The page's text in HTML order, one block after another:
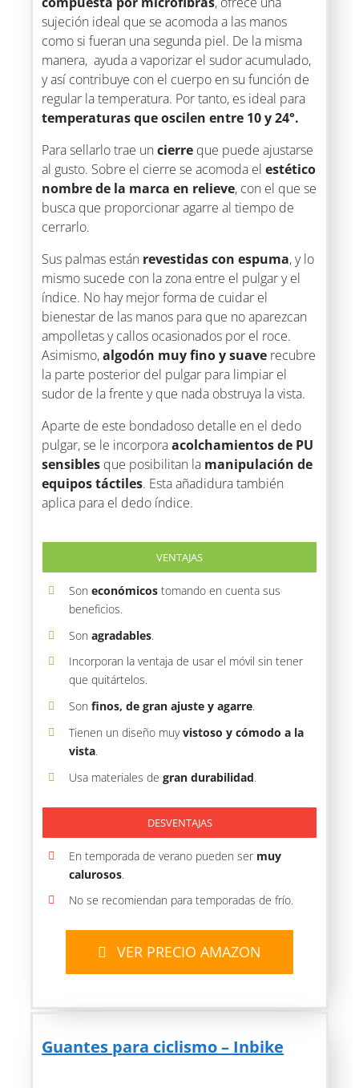
sujeción ideal que se acomoda a las manos
como si fueran una segunda piel. De la misma
manera, ayuda a vaporizar el sudor acumulado,
y así contribuye con el cuerpo en su función de
regular la temperatura. Por tanto, es ideal para
temperaturas que oscilen entre 10 y 24°.
Para sellarlo trae uncierre que puede ajustarse
al gusto. Sobre el cierre se acomoda elestético
nombre de la marca en relieve, con el que se
busca que proporcionar agarre al tiempo de
cerrarlo.
Sus palmas están revestidas con espuma, y lo
mismo sucede con la zona entre el pulgar y el
índice. No hay mejor forma de cuidar el
bienestar de las manos para que no aparezcan
ampolletas y callos ocasionados por el roce.
Asimismo,algodón muy fino y suave recubre
la parte posterior del pulgar para limpiar el
sudor de la frente y que nada obstruya la vista.
Aparte de este bondadoso detalle en el dedo
pulgar, se le incorporaacolchamientos de PU
sensibles que posibilitan la manipulación de
equipos táctiles. Esta añadidura también
aplica para el dedo índice.
VENTAJAS
Son económicostomando en cuenta sus
beneficios.
Son agradables.
Incorporan la ventaja de usar el móvil sin tener
que quitártelos.
Son finos, de gran ajuste y agarre.
Tienen un diseño muyvistoso y cómodo a la
vista.
Usa materiales de gran durabilidad.
DESVENTAJAS
En temporada de verano pueden ser muy
calurosos.
No se recomiendan para temporadas de frío.
VER PRECIO AMAZON
Guantes para ciclismo – Inbike